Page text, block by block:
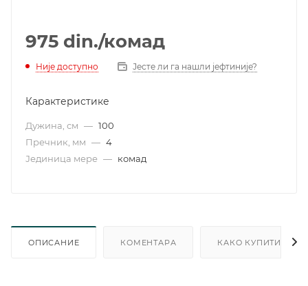
975 din./комад
Није доступно Јесте ли га нашли јефтиније?
Карактеристике
Дужина, см — 100
Пречник, мм — 4
Јединица мере — комад
ОПИСАНИЕ КОМЕНТАРА КАКО КУПИТИ